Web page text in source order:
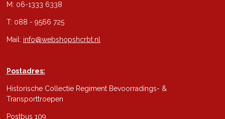
M: 06-1333 6338
T: 088 - 9566 725
Mail: info@webshopshcrbt.nl
Postadres:
Historische Collectie Regiment Bevoorradings- &
Transporttroepen
Postbus 109